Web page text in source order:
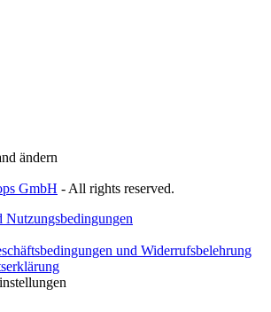
ändern
GmbH - All rights reserved.
Nutzungsbedingungen
und Widerrufsbelehrung